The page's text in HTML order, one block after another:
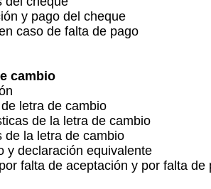
y pago del cheque
caso de falta de pago
cambio
letra de cambio
de la letra de cambio
de la letra de cambio
y declaración equivalente
falta de aceptación y por falta de